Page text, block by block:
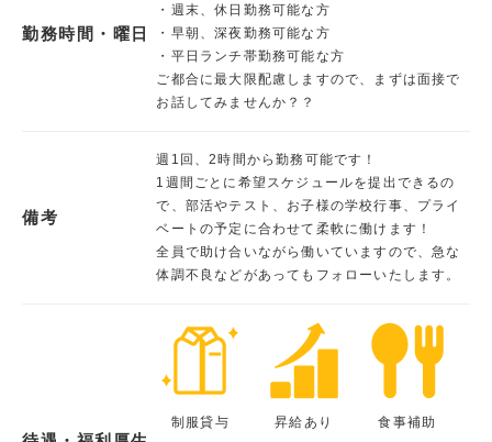
勤務時間・曜日
・週末、休日勤務可能な方
・早朝、深夜勤務可能な方
・平日ランチ帯勤務可能な方
ご都合に最大限配慮しますので、まずは面接で
お話してみませんか？？
備考
週1回、2時間から勤務可能です！
1週間ごとに希望スケジュールを提出できるの
で、部活やテスト、お子様の学校行事、プライ
ベートの予定に合わせて柔軟に働けます！
全員で助け合いながら働いていますので、急な
体調不良などがあってもフォローいたします。
制服貸与 昇給あり 食事補助